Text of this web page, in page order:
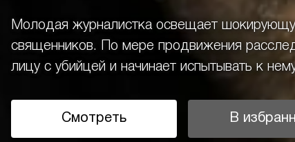
Молодая журналистка освещает
священников. По мере продвижения
лицу с убийцей и начинает испытывать к
Смотреть В